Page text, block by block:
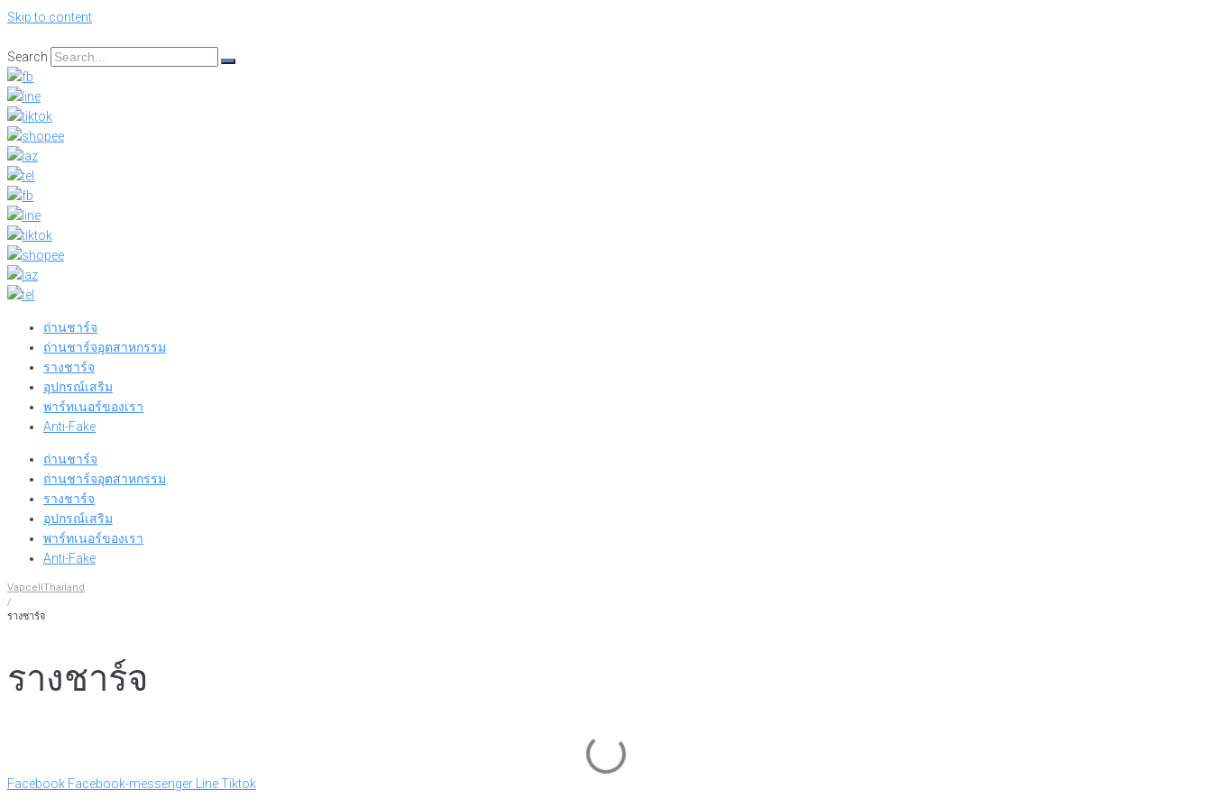
Skip to content
Search
ถ่านชาร์จ
ถ่านชาร์จอุตสาหกรรม
รางชาร์จ
อุปกรณ์เสริม
พาร์ทเนอร์ของเรา
Anti-Fake
ถ่านชาร์จ
ถ่านชาร์จอุตสาหกรรม
รางชาร์จ
อุปกรณ์เสริม
พาร์ทเนอร์ของเรา
Anti-Fake
VapcellThailand
/
รางชาร์จ
รางชาร์จ
Facebook Facebook-messenger LineTiktok